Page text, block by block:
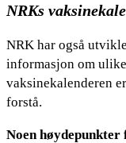
NRKs
NRK har også
informasjon om
vaksinekalenderen
forstå.
Noen